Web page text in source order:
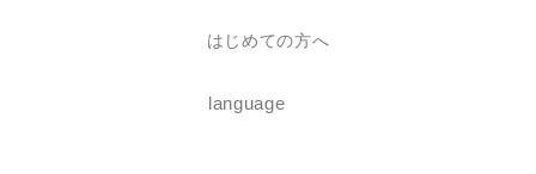
はじめての方へ
language